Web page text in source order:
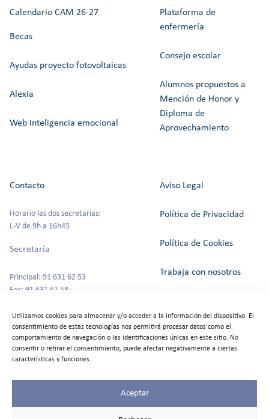
Utilizamos cookies para almacenar y/o acceder a la información del dispositivo. El
consentimiento de estas tecnologías nos permitirá procesar datos como el
comportamiento de navegación o las identificaciones únicas en este sitio. No
consentir o retirar el consentimiento, puede afectar negativamente a ciertas
características y funciones.
Aceptar
Calendario CAM 26-27
Becas
Ayudas proyecto fotovoltaicas
Alexia
Web Inteligencia emocional
Plataforma de
enfermería
Consejo escolar
Alumnos propuestos a
Mención de Honor y
Diploma de
Aprovechamiento
Contacto
Horario las dos secretarías:
L-V de 9h a 16h45
Secretaría
Principal: 91 631 62 53
Fax: 91 631 61 58
Escuela Infantil
Tfno: 91 631 67 00
Aviso Legal
Política de Privacidad
Política de Cookies
Trabaja con nosotros
Alquiler de espacios